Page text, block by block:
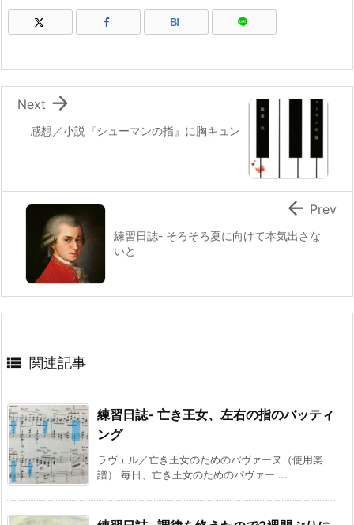
B!
感想／小説『シューマンの指』に胸キュン

Next
練習日誌- そろそろ夏に向けて本気出さな
いと
 Prev
 関連記事
練習日誌- 亡き王女、左右の指のバッティ
ング
ラヴェル／亡き王女のためのパヴァーヌ（使用楽
譜） 毎日、亡き王女のためのパヴァー ...